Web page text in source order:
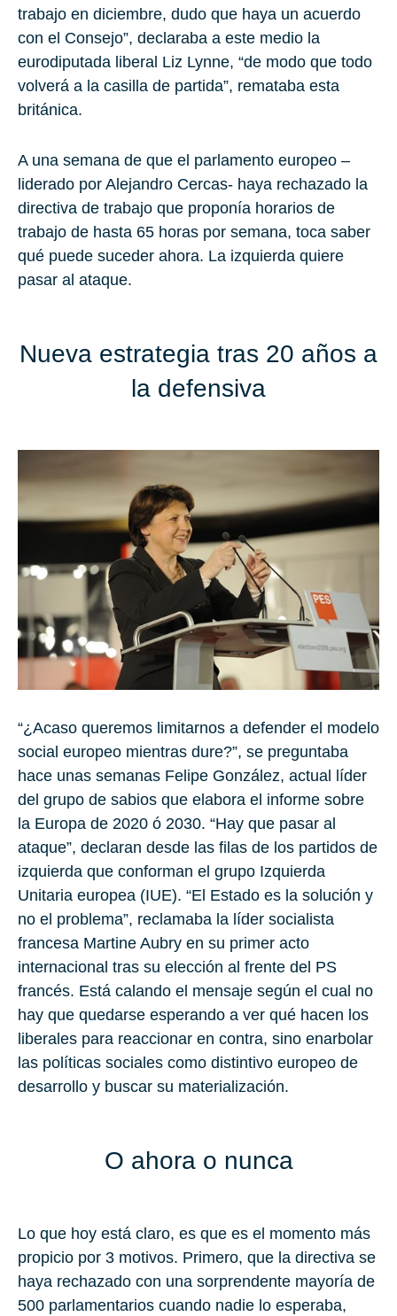
trabajo en diciembre, dudo que haya un acuerdo
con el Consejo”, declaraba a este medio la
eurodiputada liberal Liz Lynne, “de modo que todo
volverá a la casilla de partida”, remataba esta
británica.
A una semana de que el parlamento europeo –
liderado por Alejandro Cercas- haya rechazado la
directiva de trabajo que proponía horarios de
trabajo de hasta 65 horas por semana, toca saber
qué puede suceder ahora. La izquierda quiere
pasar al ataque.
Nueva estrategia tras 20 años a
la defensiva
“¿Acaso queremos limitarnos a defender el modelo
social europeo mientras dure?”, se preguntaba
hace unas semanas Felipe González, actual líder
del grupo de sabios que elabora el informe sobre
la Europa de 2020 ó 2030. “Hay que pasar al
ataque”, declaran desde las filas de los partidos de
izquierda que conforman el grupo Izquierda
Unitaria europea (IUE). “El Estado es la solución y
no el problema”, reclamaba la líder socialista
francesa Martine Aubry en su primer acto
internacional tras su elección al frente del PS
francés. Está calando el mensaje según el cual no
hay que quedarse esperando a ver qué hacen los
liberales para reaccionar en contra, sino enarbolar
las políticas sociales como distintivo europeo de
desarrollo y buscar su materialización.
O ahora o nunca
Lo que hoy está claro, es que es el momento más
propicio por 3 motivos. Primero, que la directiva se
haya rechazado con una sorprendente mayoría de
500 parlamentarios cuando nadie lo esperaba,